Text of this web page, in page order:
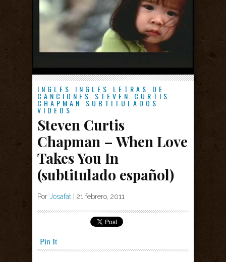
INGLES INGLES LETRAS DE
CANCIONES STEVEN CURTIS
CHAPMAN SUBTITULADOS
VIDEOS
Steven Curtis
Chapman – When Love
Takes You In
(subtitulado español)
Por Josafat 21 febrero, 2011
Pin It